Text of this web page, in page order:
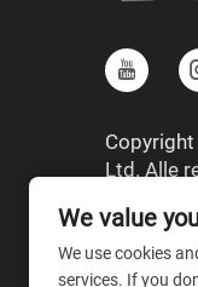
Ltd. Alle
We value
We use cookies
services. If you